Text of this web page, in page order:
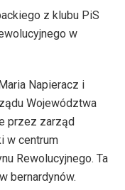
z klubu PiS
w
Napieracz i
Województwa
przez zarząd
w centrum
Rewolucyjnego. Ta
bernardynów.